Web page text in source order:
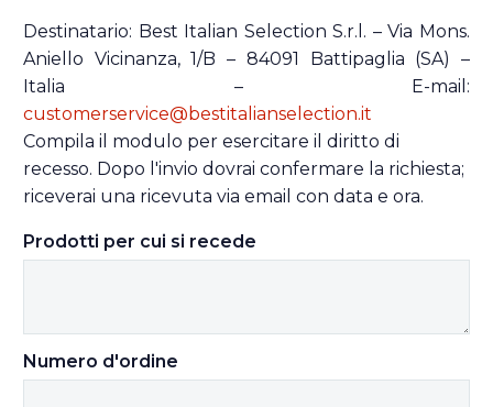
Destinatario: Best Italian Selection S.r.l. – Via Mons.
Aniello Vicinanza, 1/B – 84091 Battipaglia (SA) –
Italia – E-mail:
customerservice@bestitalianselection.it
Compila il modulo per esercitare il diritto di
recesso. Dopo l'invio dovrai confermare la richiesta;
riceverai una ricevuta via email con data e ora.
Prodotti per cui si recede
Numero d'ordine